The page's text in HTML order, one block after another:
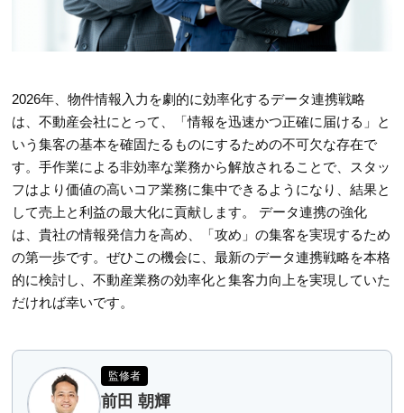
2026年、物件情報入力を劇的に効率化するデータ連携戦略
は、不動産会社にとって、「情報を迅速かつ正確に届ける」と
いう集客の基本を確固たるものにするための不可欠な存在で
す。手作業による非効率な業務から解放されることで、スタッ
フはより価値の高いコア業務に集中できるようになり、結果と
して売上と利益の最大化に貢献します。 データ連携の強化
は、貴社の情報発信力を高め、「攻め」の集客を実現するため
の第一歩です。ぜひこの機会に、最新のデータ連携戦略を本格
的に検討し、不動産業務の効率化と集客力向上を実現していた
だければ幸いです。
監修者
前田 朝輝